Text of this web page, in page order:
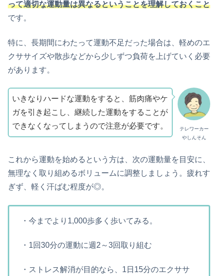
って適切な運動量は異なるということを理解しておくこと
です。
特に、長期間にわたって運動不足だった場合は、軽めのエ
クササイズや散歩などから少しずつ負荷を上げていく必要
があります。
テレワーカー
やしんそん
いきなりハードな運動をすると、筋肉痛やケ
ガを引き起こし、継続した運動をすることが
できなくなってしまうので注意が必要です。
これから運動を始めるという方は、次の運動量を目安に、
無理なく取り組めるボリュームに調整しましょう。疲れす
ぎず、軽く汗ばむ程度が◎。
・今までより1,000歩多く歩いてみる。
・1回30分の運動に週2～3回取り組む
・ストレス解消が目的なら、1日15分のエクササ